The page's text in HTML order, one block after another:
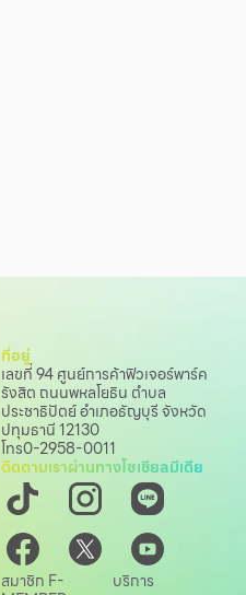
ที่อยู่
เลขที่ 94 ศูนย์การค้าฟิวเจอร์พาร์ค
รังสิต ถนนพหลโยธิน ตำบล
ประชาธิปัตย์ อำเภอธัญบุรี จังหวัด
ปทุมธานี 12130
โทร0-2958-0011
ติดตามเราผ่านทางโซเชียลมีเดีย
สมาชิก F- บริการ